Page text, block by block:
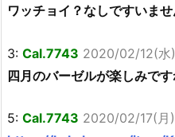
ワッチョイ？なしですいま
3: Cal.7743 2020/02/12(水
四月のバーゼルが楽しみで
5: Cal.7743 2020/02/17(月